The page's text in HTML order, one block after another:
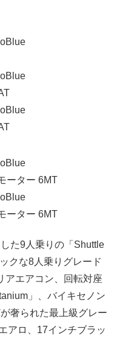
ーター 6MT
ーター 6MT
た9人乗りの「Shuttle
クな8人乗りグレード
アエアコン、回転対座
」、バイキセノン
奢られた最上級グレー
アロ、17インチブラッ